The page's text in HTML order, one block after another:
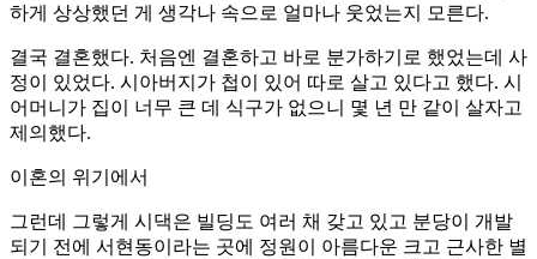
하게 상상했던 게 생각나 속으로 얼마나 웃었는지 모른다.
결국 결혼했다. 처음엔 결혼하고 바로 분가하기로 했었는데 사
정이 있었다. 시아버지가 첩이 있어 따로 살고 있다고 했다. 시
어머니가 집이 너무 큰 데 식구가 없으니 몇 년 만 같이 살자고
제의했다.
이혼의 위기에서
그런데 그렇게 시댁은 빌딩도 여러 채 갖고 있고 분당이 개발
되기 전에 서현동이라는 곳에 정원이 아름다운 크고 근사한 별